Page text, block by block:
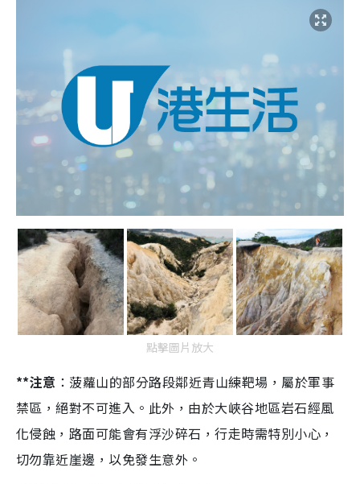
點擊圖片放大
**注意 ：菠蘿山的部分路段鄰近青山練靶場，屬於軍事
禁區，絕對不可進入。此外，由於大峽谷地區岩石經風
化侵蝕，路面可能會有浮沙碎石，行走時需特別小心，
切勿靠近崖邊，以免發生意外。